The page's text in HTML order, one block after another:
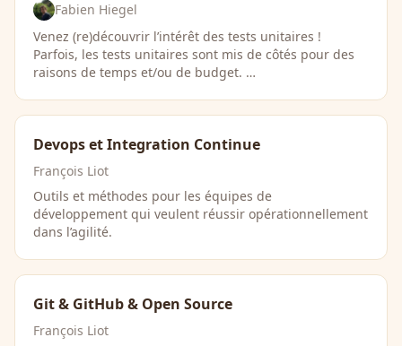
Fabien Hiegel
Venez (re)découvrir l’intérêt des tests unitaires !
Parfois, les tests unitaires sont mis de côtés pour des
raisons de temps et/ou de budget. …
Devops et Integration Continue
François Liot
Outils et méthodes pour les équipes de
développement qui veulent réussir opérationnellement
dans l’agilité.
Git & GitHub & Open Source
François Liot